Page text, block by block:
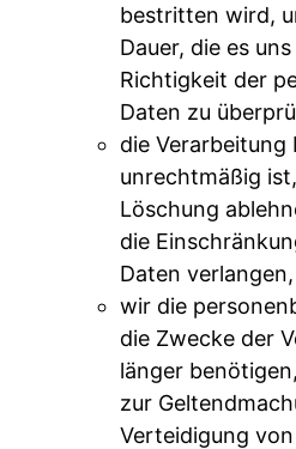
bestritten wird,
Dauer, die es
Richtigkeit der
Daten zu
die Verarbeitung
unrechtmäßig
Löschung
die
Daten verlangen,
wir die
die Zwecke der
länger
zur
Verteidigung